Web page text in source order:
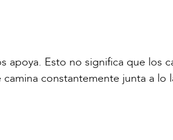
Esto no significa que los
constantemente junta a lo